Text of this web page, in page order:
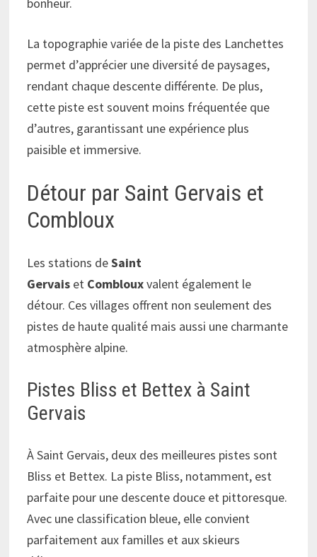
bonheur.
La topographie variée de la piste des Lanchettes
permet d’apprécier une diversité de paysages,
rendant chaque descente différente. De plus,
cette piste est souvent moins fréquentée que
d’autres, garantissant une expérience plus
paisible et immersive.
Détour par Saint Gervais et
Combloux
Les stations deSaint
Gervais et Comblouxvalent également le
détour. Ces villages offrent non seulement des
pistes de haute qualité mais aussi une charmante
atmosphère alpine.
Pistes Bliss et Bettex à Saint
Gervais
À Saint Gervais, deux des meilleures pistes sont
Bliss et Bettex. La piste Bliss, notamment, est
parfaite pour une descente douce et pittoresque.
Avec une classification bleue, elle convient
parfaitement aux familles et aux skieurs